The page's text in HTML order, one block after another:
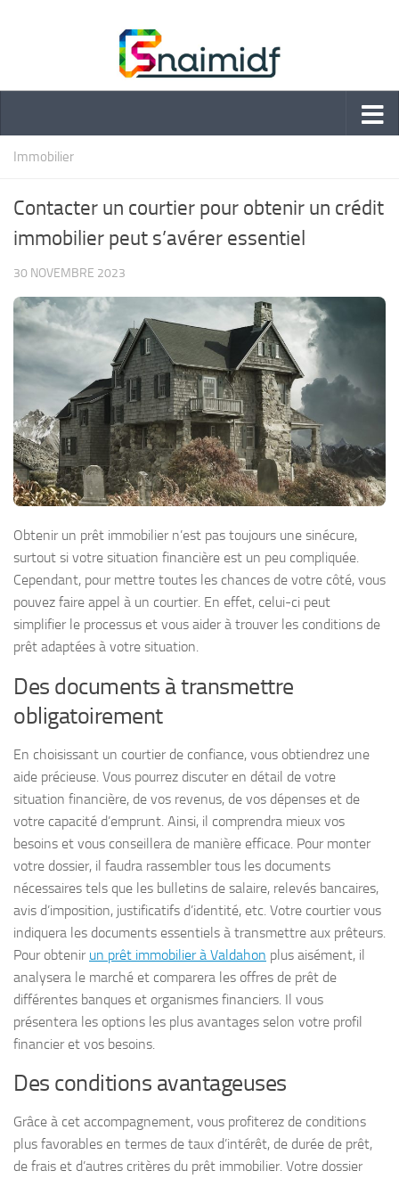
Immobilier
Contacter un courtier pour obtenir un crédit
immobilier peut s’avérer essentiel
30 NOVEMBRE 2023
Obtenir un prêt immobilier n’est pas toujours une sinécure,
surtout si votre situation financière est un peu compliquée.
Cependant, pour mettre toutes les chances de votre côté, vous
pouvez faire appel à un courtier. En effet, celui-ci peut
simplifier le processus et vous aider à trouver les conditions de
prêt adaptées à votre situation.
Des documents à transmettre
obligatoirement
En choisissant un courtier de confiance, vous obtiendrez une
aide précieuse. Vous pourrez discuter en détail de votre
situation financière, de vos revenus, de vos dépenses et de
votre capacité d’emprunt. Ainsi, il comprendra mieux vos
besoins et vous conseillera de manière efficace. Pour monter
votre dossier, il faudra rassembler tous les documents
nécessaires tels que les bulletins de salaire, relevés bancaires,
avis d’imposition, justificatifs d’identité, etc. Votre courtier vous
indiquera les documents essentiels à transmettre aux prêteurs.
Pour obtenir un prêt immobilier à Valdahon plus aisément, il
analysera le marché et comparera les offres de prêt de
différentes banques et organismes financiers. Il vous
présentera les options les plus avantages selon votre profil
financier et vos besoins.
Des conditions avantageuses
Grâce à cet accompagnement, vous profiterez de conditions
plus favorables en termes de taux d’intérêt, de durée de prêt,
de frais et d’autres critères du prêt immobilier. Votre dossier